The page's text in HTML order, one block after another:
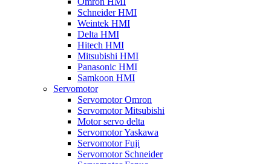
Schneider HMI
Weintek HMI
Delta HMI
Hitech HMI
Mitsubishi HMI
Panasonic HMI
Samkoon HMI
Servomotor
Servomotor Omron
Servomotor Mitsubishi
Motor servo delta
Servomotor Yaskawa
Servomotor Fuji
Servomotor Schneider